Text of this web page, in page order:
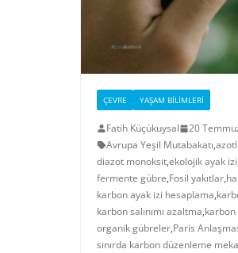
ÇEVRE YAŞAM BILIMLERI
Fatih Küçükuysal 20
Avrupa Yeşil Mutabakatı,
diazot monoksit,ekolojik ayak izi
fermente gübre,Fosil yakıtlar,
karbon ayak izi hesaplama,
karbon salınımı azaltma,karbon
organik gübreler,Paris
sınırda karbon düzenleme